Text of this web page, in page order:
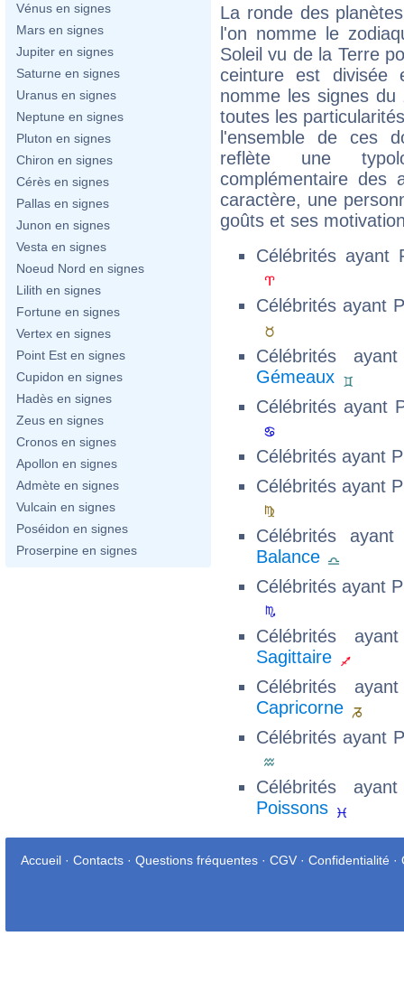
Vénus en signes
Mars en signes
Jupiter en signes
Saturne en signes
Uranus en signes
Neptune en signes
Pluton en signes
Chiron en signes
Cérès en signes
Pallas en signes
Junon en signes
Vesta en signes
Noeud Nord en signes
Lilith en signes
Fortune en signes
Vertex en signes
Point Est en signes
Cupidon en signes
Hadès en signes
Zeus en signes
Cronos en signes
Apollon en signes
Admète en signes
Vulcain en signes
Poséidon en signes
Proserpine en signes
La ronde des
l'on nomme le
Soleil vu de la Terre
ceinture est divisée
nomme les signes
toutes les
l'ensemble de ces
reflète une
complémentaire des
caractère, une
goûts et ses
Célébrités
Célébrités ayant
Célébrités
Gémeaux
Célébrités ayant
Célébrités ayant
Célébrités ayant
Célébrités
Balance
Célébrités ayant
Célébrités
Sagittaire
Célébrités
Capricorne
Célébrités ayant
Célébrités
Poissons
Accueil · Contacts · Questions fréquentes · CGV · Confidentialité ·